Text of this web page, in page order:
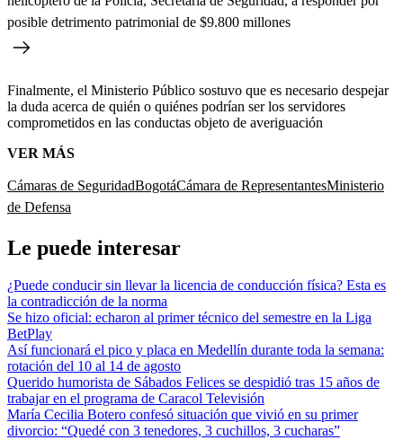
posible detrimento patrimonial de $9.800 millones
Finalmente, el Ministerio Público sostuvo que es necesario despejar
la duda acerca de quién o quiénes podrían ser los servidores
comprometidos en las conductas objeto de averiguación
VER MÁS
Cámaras de SeguridadBogotáCámara de RepresentantesMinisterio
de Defensa
Le puede interesar
¿Puede conducir sin llevar la licencia de conducción física? Esta es
la contradicción de la norma
Se hizo oficial: echaron al primer técnico del semestre en la Liga
BetPlay
Así funcionará el pico y placa en Medellín durante toda la semana:
rotación del 10 al 14 de agosto
Querido humorista de Sábados Felices se despidió tras 15 años de
trabajar en el programa de Caracol Televisión
María Cecilia Botero confesó situación que vivió en su primer
divorcio: “Quedé con 3 tenedores, 3 cuchillos, 3 cucharas”